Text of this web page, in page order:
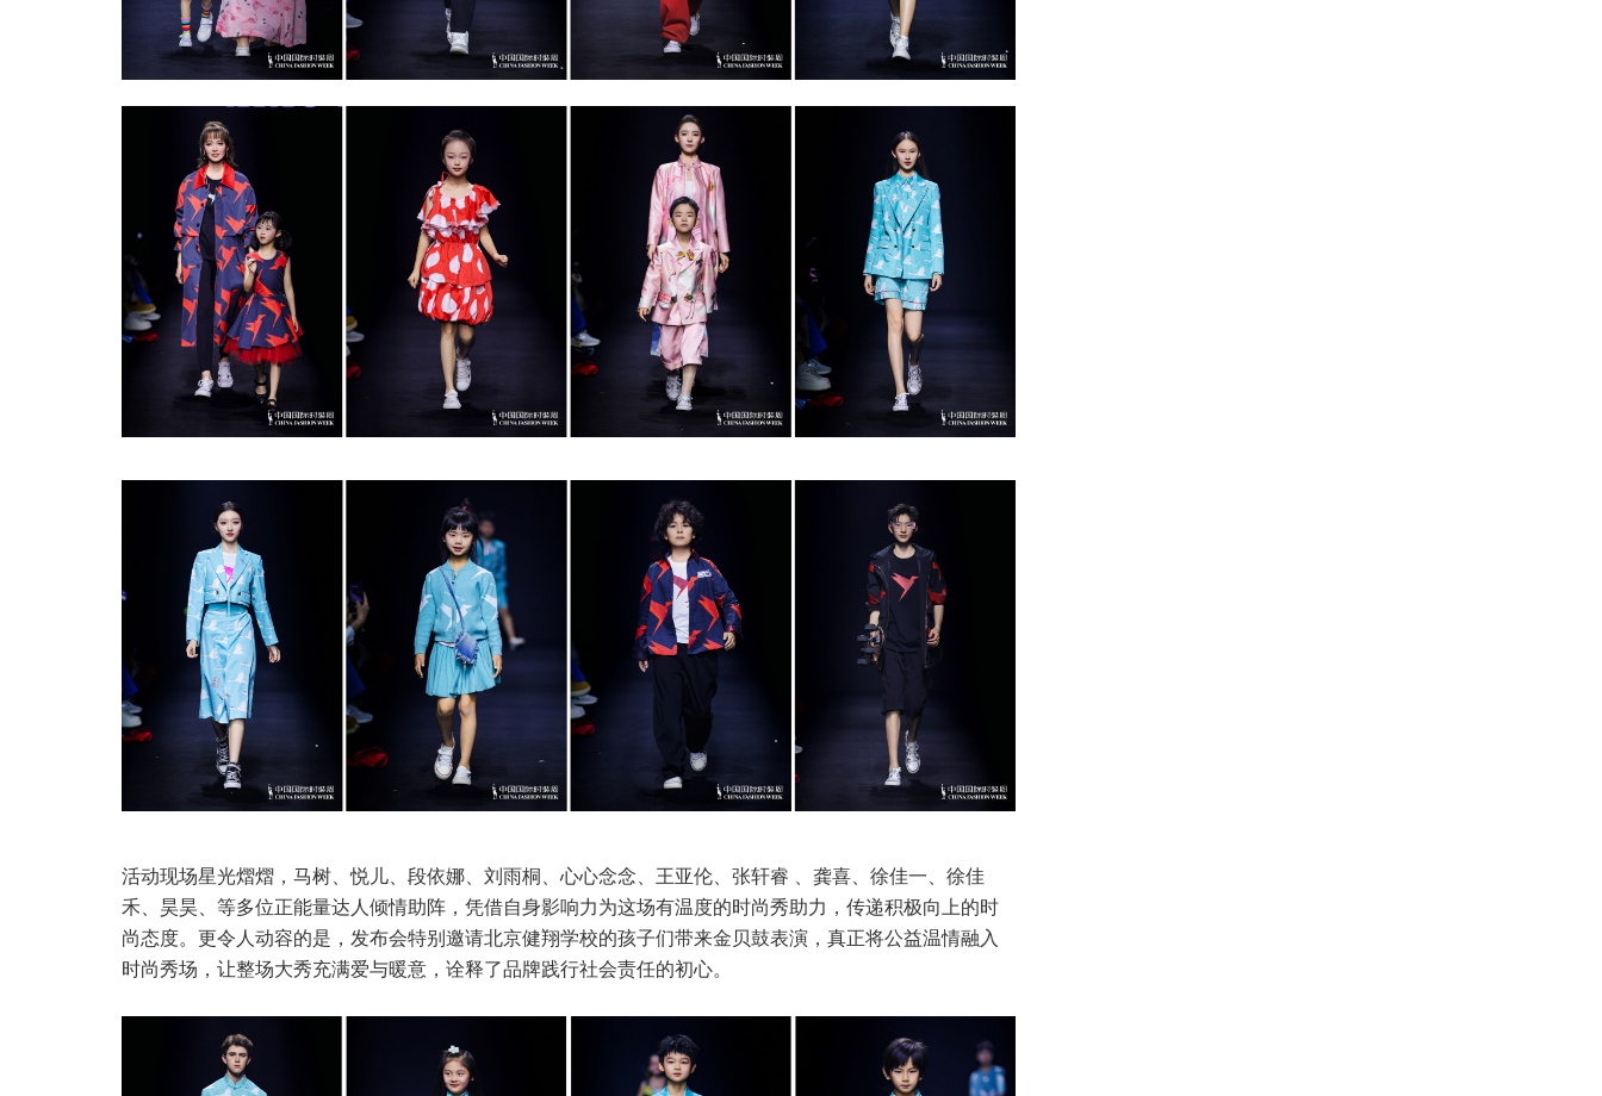
活动现场星光熠熠，马树、悦儿、段依娜、刘雨桐、心心念念、王亚伦、张轩睿 、龚喜、徐佳一、徐佳
禾、昊昊、等多位正能量达人倾情助阵，凭借自身影响力为这场有温度的时尚秀助力，传递积极向上的时
尚态度。更令人动容的是，发布会特别邀请北京健翔学校的孩子们带来金贝鼓表演，真正将公益温情融入
时尚秀场，让整场大秀充满爱与暖意，诠释了品牌践行社会责任的初心。